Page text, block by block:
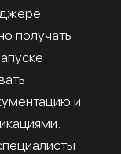
получать
и